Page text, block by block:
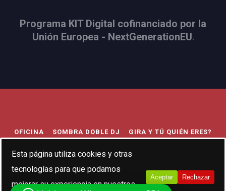
Programa KIT Digital cofinanciado por la
Unión Europea - NextGenerationEU.
OFICINA SOMBRA DOBLE DJ GIRA Y TÚ QUIÉN ERES?
TRIBUTO AL INDIE BODA FESTIVAL
HOLA@SOMBRADOBLEMUSIC.COM
Esta página utiliza cookies y otras
tecnologías para que podamos
mejorar su experiencia en nuestros
Aceptar Rechazar